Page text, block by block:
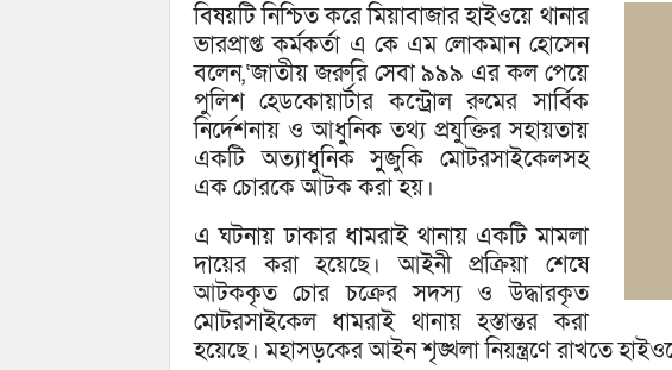
বিষয়টি নিশ্চিত করে মিয়াবাজার হাইওয়ে থানার
ভারপ্রাপ্ত কর্মকর্তা এ কে এম লোকমান হোসেন
বলেন,‘জাতীয় জরুরি সেবা ৯৯৯ এর কল পেয়ে
পুলিশ হেডকোয়ার্টার কন্ট্রোল রুমের সার্বিক
নির্দেশনায় ও আধুনিক তথ্য প্রযুক্তির সহায়তায়
একটি অত্যাধুনিক সুুজুকি মোটরসাইকেলসহ
এক চোরকে আটক করা হয়।
এ ঘটনায় ঢাকার ধামরাই থানায় একটি মামলা
দায়ের করা হয়েছে। আইনী প্রক্রিয়া শেষে
আটককৃত চোর চক্রের সদস্য ও উদ্ধারকৃত
মোটরসাইকেল ধামরাই থানায় হস্তান্তর করা
হয়েছে। মহাসড়কের আইন শৃঙ্খলা নিয়ন্ত্রণে রাখতে